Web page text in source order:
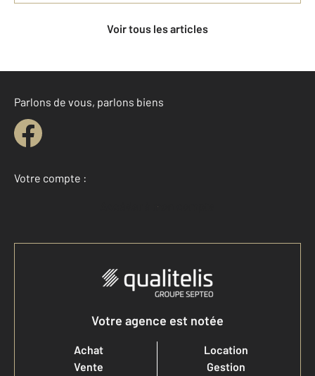
Voir tous les articles
Parlons de vous, parlons biens
Votre compte :
Accéder à mon compte
Votre agence est notée
Achat
Vente
Location
Gestion